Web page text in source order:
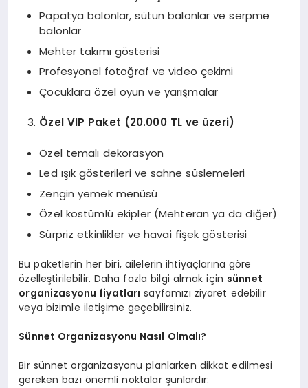
Papatya balonlar, sütun balonlar ve serpme
balonlar
Mehter takımı gösterisi
Profesyonel fotoğraf ve video çekimi
Çocuklara özel oyun ve yarışmalar
Özel VIP Paket (20.000 TL ve üzeri)
Özel temalı dekorasyon
Led ışık gösterileri ve sahne süslemeleri
Zengin yemek menüsü
Özel kostümlü ekipler (Mehteran ya da diğer)
Sürpriz etkinlikler ve havai fişek gösterisi
Bu paketlerin her biri, ailelerin ihtiyaçlarına göre
özelleştirilebilir. Daha fazla bilgi almak için sünnet
organizasyonu fiyatları sayfamızı ziyaret edebilir
veya bizimle iletişime geçebilirsiniz.
Sünnet Organizasyonu Nasıl Olmalı?
Bir sünnet organizasyonu planlarken dikkat edilmesi
gereken bazı önemli noktalar şunlardır: